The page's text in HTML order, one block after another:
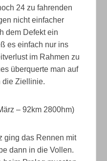
24 zu fahrenden
nicht einfacher
dem Defekt ein
es einfach nur ins
im Rahmen zu
überquerte man auf
die Ziellinie.
– 92km 2800hm)
ging das Rennen mit
dann in die Vollen.